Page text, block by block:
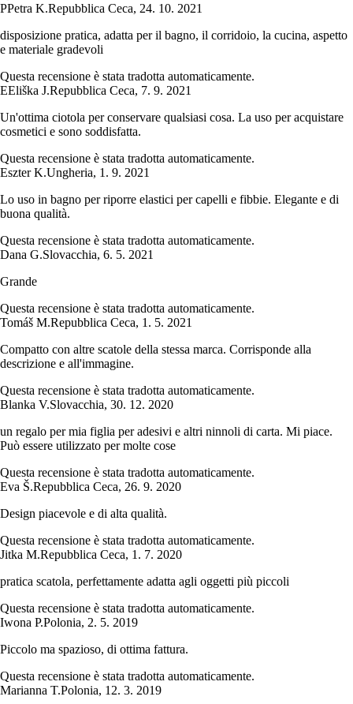
PPetra K.Repubblica Ceca, 24. 10. 2021
disposizione pratica, adatta per il bagno, il corridoio, la cucina, aspetto
e materiale gradevoli
Questa recensione è stata tradotta automaticamente.
EEliška J.Repubblica Ceca, 7. 9. 2021
Un'ottima ciotola per conservare qualsiasi cosa. La uso per acquistare
cosmetici e sono soddisfatta.
Questa recensione è stata tradotta automaticamente.
Eszter K.Ungheria, 1. 9. 2021
Lo uso in bagno per riporre elastici per capelli e fibbie. Elegante e di
buona qualità.
Questa recensione è stata tradotta automaticamente.
Dana G.Slovacchia, 6. 5. 2021
Grande
Questa recensione è stata tradotta automaticamente.
Tomáš M.Repubblica Ceca, 1. 5. 2021
Compatto con altre scatole della stessa marca. Corrisponde alla
descrizione e all'immagine.
Questa recensione è stata tradotta automaticamente.
Blanka V.Slovacchia, 30. 12. 2020
un regalo per mia figlia per adesivi e altri ninnoli di carta. Mi piace.
Può essere utilizzato per molte cose
Questa recensione è stata tradotta automaticamente.
Eva Š.Repubblica Ceca, 26. 9. 2020
Design piacevole e di alta qualità.
Questa recensione è stata tradotta automaticamente.
Jitka M.Repubblica Ceca, 1. 7. 2020
pratica scatola, perfettamente adatta agli oggetti più piccoli
Questa recensione è stata tradotta automaticamente.
Iwona P.Polonia, 2. 5. 2019
Piccolo ma spazioso, di ottima fattura.
Questa recensione è stata tradotta automaticamente.
Marianna T.Polonia, 12. 3. 2019